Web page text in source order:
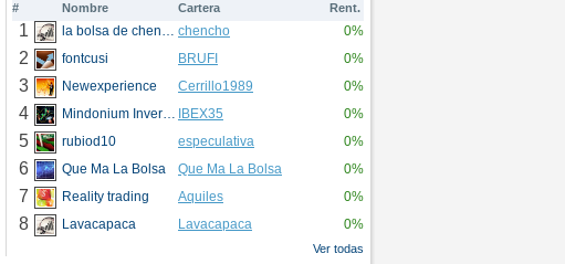
# Nombre Cartera Rent.
1 la bolsa de chencho chencho 0%
2 fontcusi BRUFI 0%
3 Newexperience Cerrillo1989 0%
4 Mindonium Inversions IBEX35 0%
5 rubiod10 especulativa 0%
6 Que Ma La Bolsa Que Ma La Bolsa 0%
7 Reality trading Aquiles 0%
8 Lavacapaca Lavacapaca 0%
Ver todas